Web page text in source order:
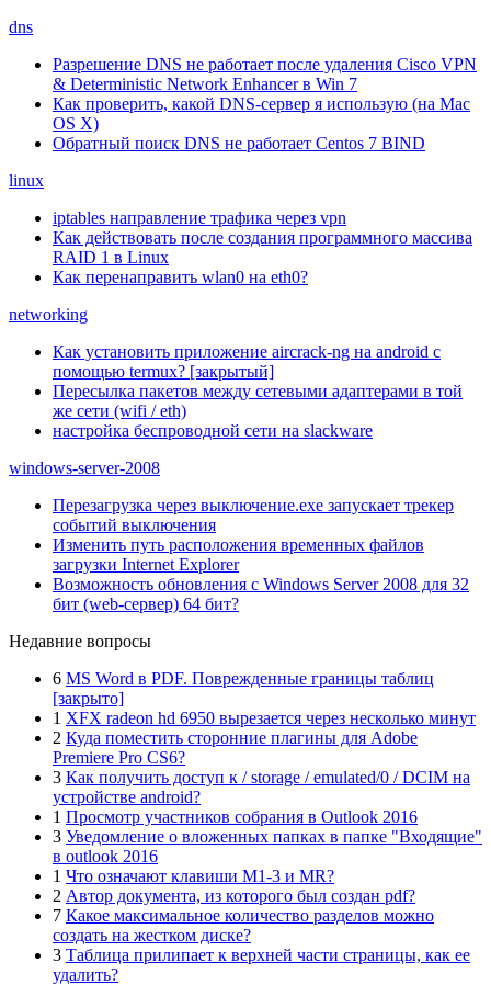
dns
Разрешение DNS не работает после удаления Cisco VPN
& Deterministic Network Enhancer в Win 7
Как проверить, какой DNS-сервер я использую (на Mac
OS X)
Обратный поиск DNS не работает Centos 7 BIND
linux
iptables направление трафика через vpn
Как действовать после создания программного массива
RAID 1 в Linux
Как перенаправить wlan0 на eth0?
networking
Как установить приложение aircrack-ng на android с
помощью termux? [закрытый]
Пересылка пакетов между сетевыми адаптерами в той
же сети (wifi / eth)
настройка беспроводной сети на slackware
windows-server-2008
Перезагрузка через выключение.exe запускает трекер
событий выключения
Изменить путь расположения временных файлов
загрузки Internet Explorer
Возможность обновления с Windows Server 2008 для 32
бит (web-сервер) 64 бит?
Недавние вопросы
6 MS Word в PDF. Поврежденные границы таблиц
[закрыто]
1 XFX radeon hd 6950 вырезается через несколько минут
2 Куда поместить сторонние плагины для Adobe
Premiere Pro CS6?
3 Как получить доступ к / storage / emulated/0 / DCIM на
устройстве android?
1 Просмотр участников собрания в Outlook 2016
3 Уведомление о вложенных папках в папке "Входящие"
в outlook 2016
1 Что означают клавиши M1-3 и MR?
2 Автор документа, из которого был создан pdf?
7 Какое максимальное количество разделов можно
создать на жестком диске?
3 Таблица прилипает к верхней части страницы, как ее
удалить?